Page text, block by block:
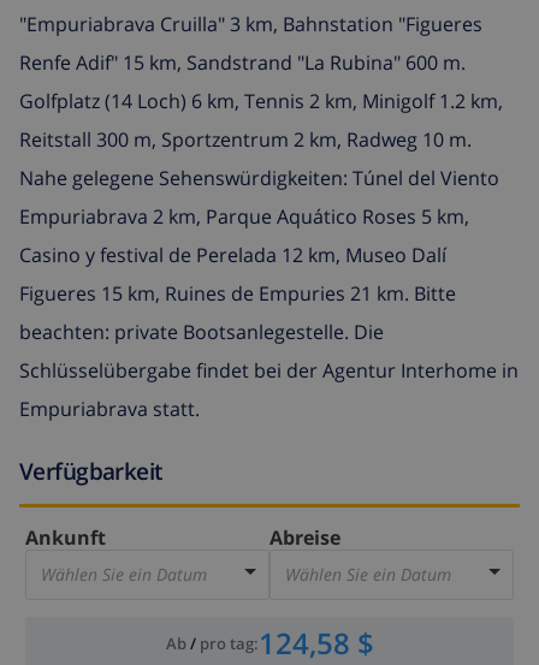
"Empuriabrava Cruilla" 3 km, Bahnstation "Figueres
Renfe Adif" 15 km, Sandstrand "La Rubina" 600 m.
Golfplatz (14 Loch) 6 km, Tennis 2 km, Minigolf 1.2 km,
Reitstall 300 m, Sportzentrum 2 km, Radweg 10 m.
Nahe gelegene Sehenswürdigkeiten: Túnel del Viento
Empuriabrava 2 km, Parque Aquático Roses 5 km,
Casino y festival de Perelada 12 km, Museo Dalí
Figueres 15 km, Ruines de Empuries 21 km. Bitte
beachten: private Bootsanlegestelle. Die
Schlüsselübergabe findet bei der Agentur Interhome in
Empuriabrava statt.
Verfügbarkeit
Ankunft
Wählen Sie ein Datum
Abreise
Wählen Sie ein Datum
Ab/ pro tag:124,58 $